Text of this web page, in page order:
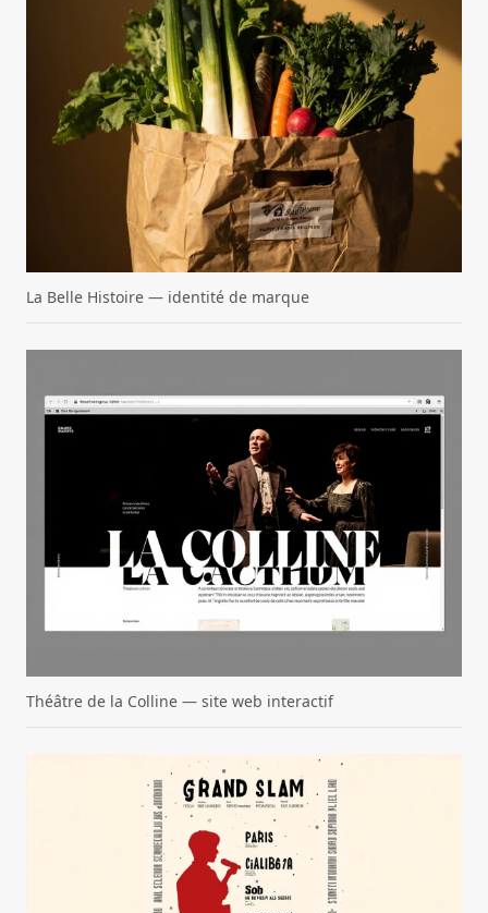
La Belle Histoire — identité de marque
Théâtre de la Colline — site web interactif